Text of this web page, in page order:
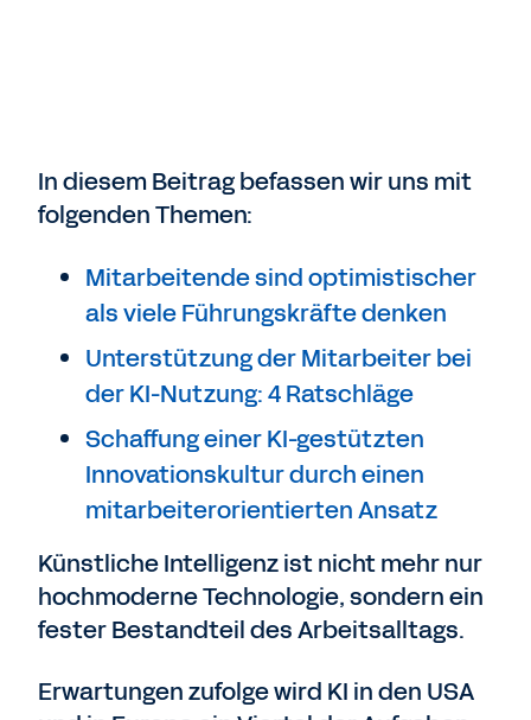
In diesem Beitrag befassen wir uns mit
folgenden Themen:
Mitarbeitende sind optimistischer
als viele Führungskräfte denken
Unterstützung der Mitarbeiter bei
der KI-Nutzung: 4 Ratschläge
Schaffung einer KI-gestützten
Innovationskultur durch einen
mitarbeiterorientierten Ansatz
Künstliche Intelligenz ist nicht mehr nur
hochmoderne Technologie, sondern ein
fester Bestandteil des Arbeitsalltags.
Erwartungen zufolge wird KI in den USA